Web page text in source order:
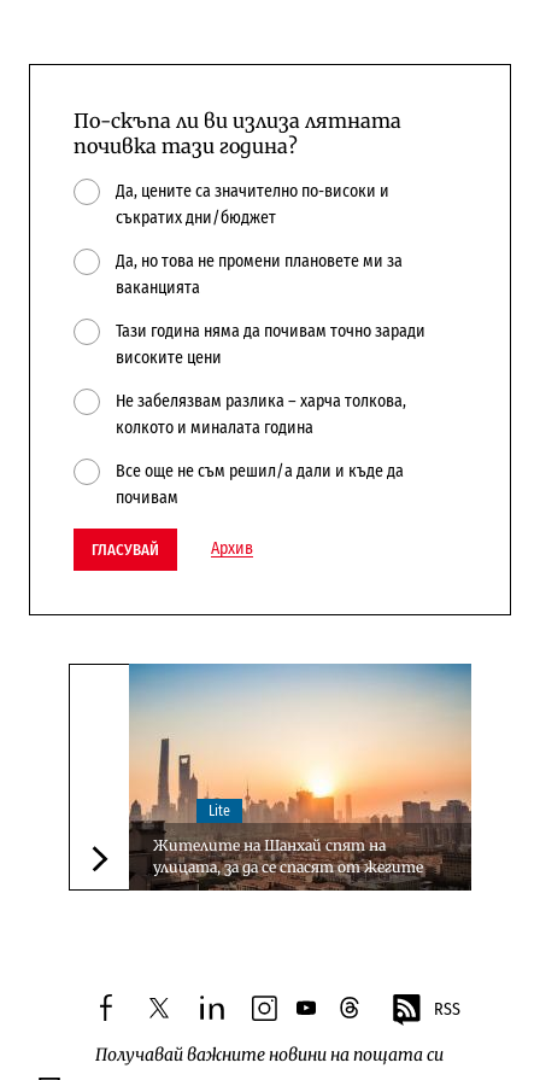
По-скъпа ли ви излиза лятната
почивка тази година?
Да, цените са значително по-високи и
съкратих дни/бюджет
Да, но това не промени плановете ми за
ваканцията
Тази година няма да почивам точно заради
високите цени
Не забелязвам разлика – харча толкова,
колкото и миналата година
Все още не съм решил/а дали и къде да
почивам
ГЛАСУВАЙ Архив
Следваща новина
Lite
Жителите на Шанхай спят на
улицата, за да се спасят от жегите
facebooktwitterlinkedininstagram
youtubethreads RSS
Получавай важните новини на пощата си